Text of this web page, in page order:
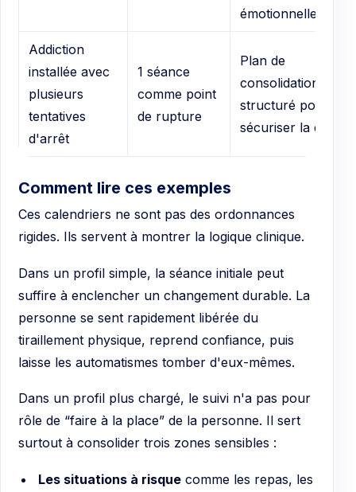
émotionnelle
Addiction
installée avec
plusieurs
tentatives
d'arrêt
1 séance
comme point
de rupture
Plan de
consolidation plus
structuré pour
sécuriser la durée
Comment lire ces exemples
Ces calendriers ne sont pas des ordonnances
rigides. Ils servent à montrer la logique clinique.
Dans un profil simple, la séance initiale peut
suffire à enclencher un changement durable. La
personne se sent rapidement libérée du
tiraillement physique, reprend confiance, puis
laisse les automatismes tomber d'eux-mêmes.
Dans un profil plus chargé, le suivi n'a pas pour
rôle de “faire à la place” de la personne. Il sert
surtout à consolider trois zones sensibles :
Les situations à risquecomme les repas, les